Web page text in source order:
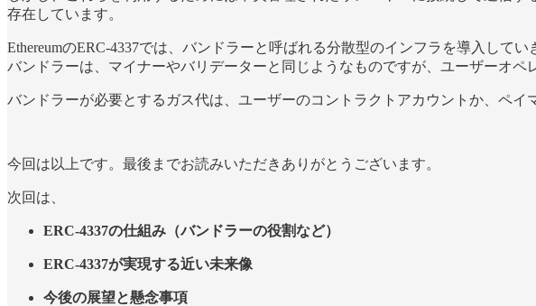
存在しています。
EthereumのERC-4337では、バンドラーと呼ばれる分散型のインフラを導入し
バンドラーは、マイナーやバリデーターと同じようなものですが、ユーザーオ
バンドラーが必要とするガス代は、ユーザーのコントラクトアカウントか、ペ
今回は以上です。最後までお読みいただきありがとうございます。
次回は、
ERC-4337の仕組み（バンドラーの役割など）
ERC-4337が実現する近い未来像
今後の展望と懸念事項